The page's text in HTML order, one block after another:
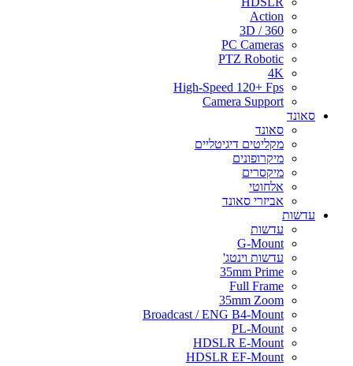
Action
3D / 360
PC Cameras
PTZ Robotic
4K
High-Speed 120+ Fps
Camera Support
סאונד
סאונד
מקליטים דיגיטליים
מיקרופונים
מיקסרים
אלחוטי
אביזרי סאונד
עדשות
עדשות
G-Mount
עדשות וינטג'
35mm Prime
Full Frame
35mm Zoom
Broadcast / ENG B4-Mount
PL-Mount
HDSLR E-Mount
HDSLR EF-Mount